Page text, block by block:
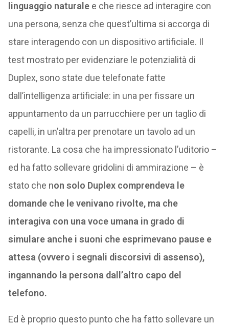
linguaggio naturalee che riesce ad interagire con
una persona, senza che quest’ultima si accorga di
stare interagendo con un dispositivo artificiale. Il
test mostrato per evidenziare le potenzialità di
Duplex, sono state due telefonate fatte
dall’intelligenza artificiale: in una per fissare un
appuntamento da un parrucchiere per un taglio di
capelli, in un’altra per prenotare un tavolo ad un
ristorante. La cosa che ha impressionato l’uditorio –
ed ha fatto sollevare gridolini di ammirazione – è
stato che non solo Duplex comprendeva le
domande che le venivano rivolte, ma che
interagiva con una voce umana in grado di
simulare anche i suoni che esprimevano pause e
attesa (ovvero i segnali discorsivi di assenso),
ingannando la persona dall’altro capo del
telefono.
Ed è proprio questo punto che ha fatto sollevare un